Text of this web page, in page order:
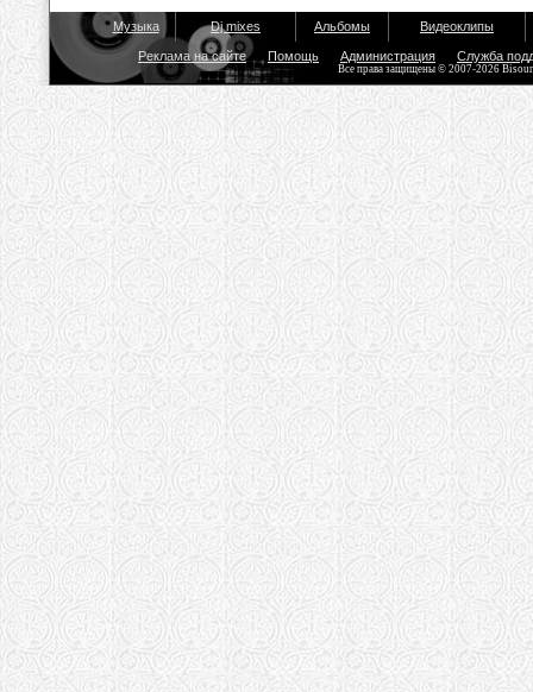
Музыка Dj mixes Альбомы Видеоклипы
Реклама на сайте Помощь Администрация Служба
Все права защищены © 2007-2026